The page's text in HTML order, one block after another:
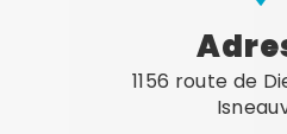
1156 route de